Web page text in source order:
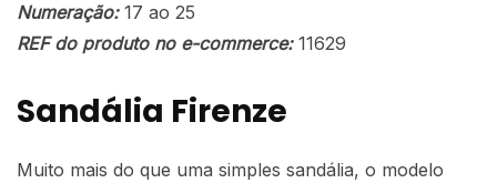
Numeração: 17 ao 25
REF do produto no e-commerce: 11629
Sandália Firenze
Muito mais do que uma simples sandália, o modelo